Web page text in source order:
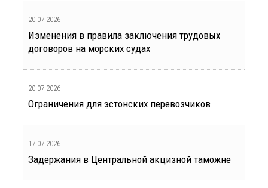
20.07.2026
Изменения в правила заключения трудовых
договоров на морских судах
20.07.2026
Ограничения для эстонских перевозчиков
17.07.2026
Задержания в Центральной акцизной таможне